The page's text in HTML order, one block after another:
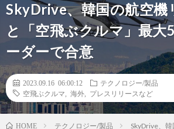
SkyDrive、韓国の航空機
と「空飛ぶクルマ」最大
ーダーで合意
2023.09.16 06:00:12
テクノロジー/製品
空飛ぶクルマ
海外 プレスリリースなど
HOME テクノロジー/製品 SkyDrive、